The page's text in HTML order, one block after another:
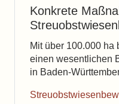
Konkrete
Mit über 100.000 ha
einen wesentlichen
in Baden-